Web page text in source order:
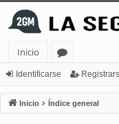
Inicio
or
os
Identificarse
Inicio Índice general